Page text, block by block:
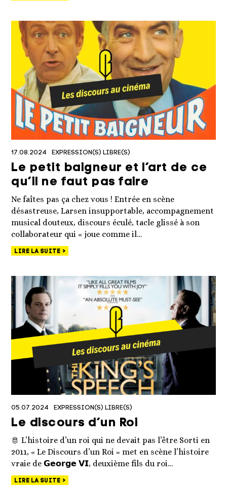
17.08.2024 EXPRESSION(S) LIBRE(S)
Le petit baigneur et l’art de ce
qu’il ne faut pas faire
Ne faîtes pas ça chez vous ! Entrée en scène
désastreuse, Larsen insupportable, accompagnement
musical douteux, discours éculé, tacle glissé à son
collaborateur qui « joue comme il…
LIRE LA SUITE
05.07.2024 EXPRESSION(S) LIBRE(S)
Le discours d’un Roi
🫅 L’histoire d’un roi qui ne devait pas l’être Sorti en
2011, « Le Discours d’un Roi » met en scène l’histoire
vraie de 𝗚𝗲𝗼𝗿𝗴𝗲 𝗩𝗜, deuxième fils du roi…
LIRE LA SUITE